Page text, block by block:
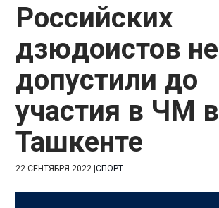
Российских
дзюдоистов не
допустили до
участия в ЧМ в
Ташкенте
22 СЕНТЯБРЯ 2022 |СПОРТ